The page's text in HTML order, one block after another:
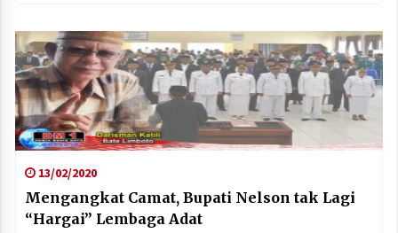
13/02/2020
Mengangkat Camat, Bupati Nelson tak Lagi
“Hargai” Lembaga Adat